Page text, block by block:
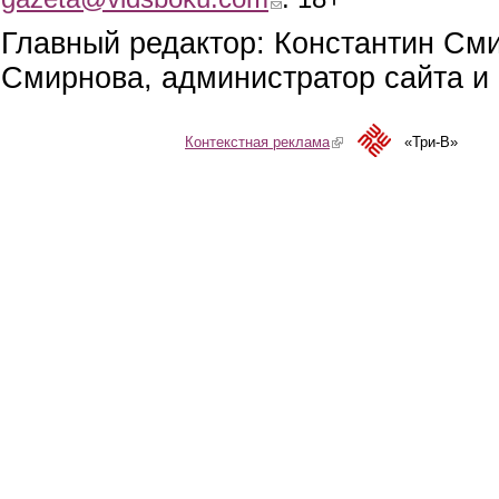
Главный редактор: Константин
Смирнова, администратор сайта
Контекстная реклама(link is external)«Три-В»